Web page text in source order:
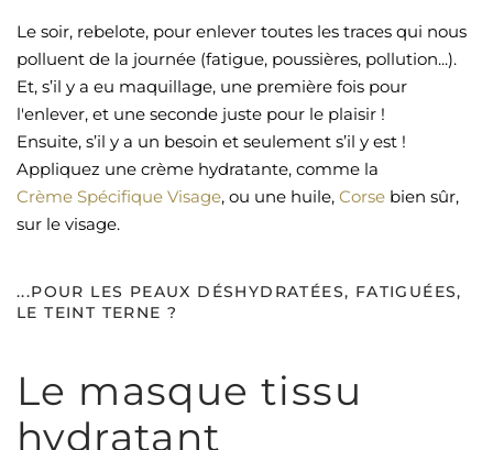
Le soir, rebelote, pour enlever toutes les traces qui nous
polluent de la journée (fatigue, poussières, pollution...).
Et, s’il y a eu maquillage, une première fois pour
l'enlever, et une seconde juste pour le plaisir !
Ensuite, s’il y a un besoin et seulement s’il y est !
Appliquez une crème hydratante, comme la
Crème Spécifique Visage, ou une huile, Corse bien sûr,
sur le visage.
...POUR LES PEAUX DÉSHYDRATÉES, FATIGUÉES,
LE TEINT TERNE ?
Le masque tissu
hydratant